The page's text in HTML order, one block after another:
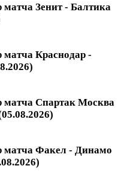
матча Зенит - Балтика
матча Краснодар -
матча Спартак Москва
матча Факел - Динамо